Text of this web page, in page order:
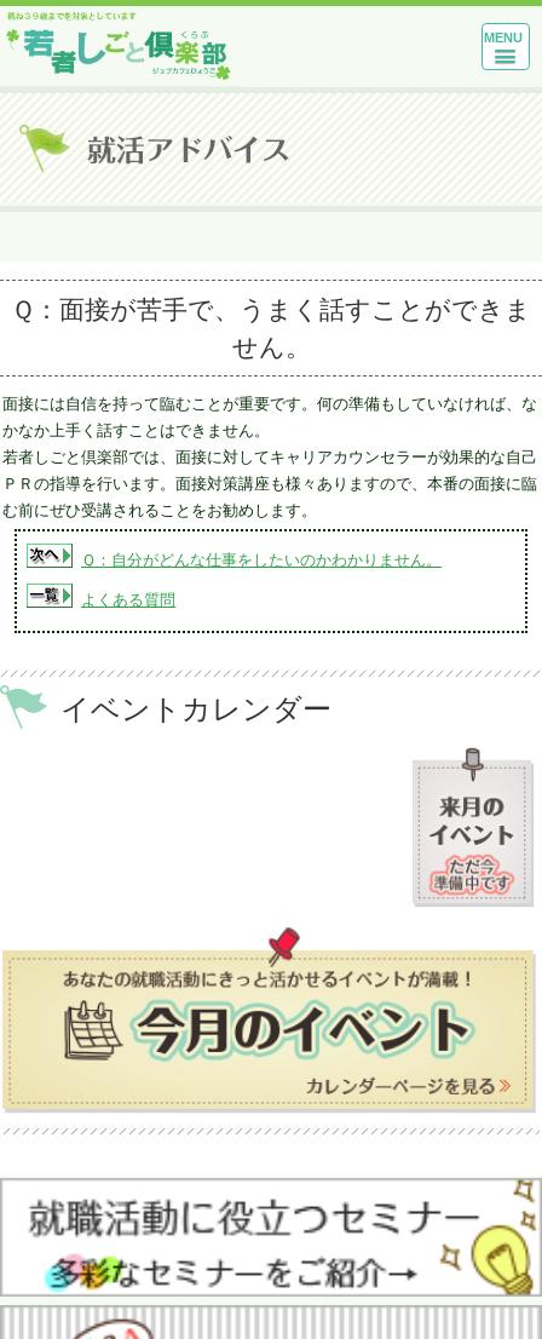
MENU
Ｑ：面接が苦手で、うまく話すことができま
せん。
面接には自信を持って臨むことが重要です。何の準備もしていなければ、な
かなか上手く話すことはできません。
若者しごと倶楽部では、面接に対してキャリアカウンセラーが効果的な自己
ＰＲの指導を行います。面接対策講座も様々ありますので、本番の面接に臨
む前にぜひ受講されることをお勧めします。
Ｑ：自分がどんな仕事をしたいのかわかりません。
よくある質問
イベントカレンダー